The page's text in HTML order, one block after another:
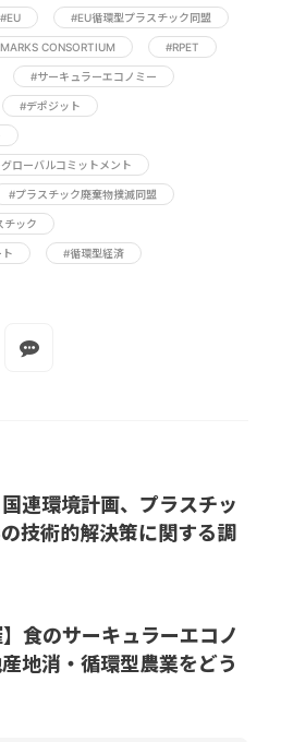
#EU #EU循環型プラスチック同盟
CONSORTIUM #RPET
#サーキュラーエコノミー
#デポジット
ローバルコミットメント
#プラスチック廃棄物撲滅同盟
チック
#循環型経済
連環境計画、プラスチッ
技術的解決策に関する調
食のサーキュラーエコノ
地消・循環型農業をどう